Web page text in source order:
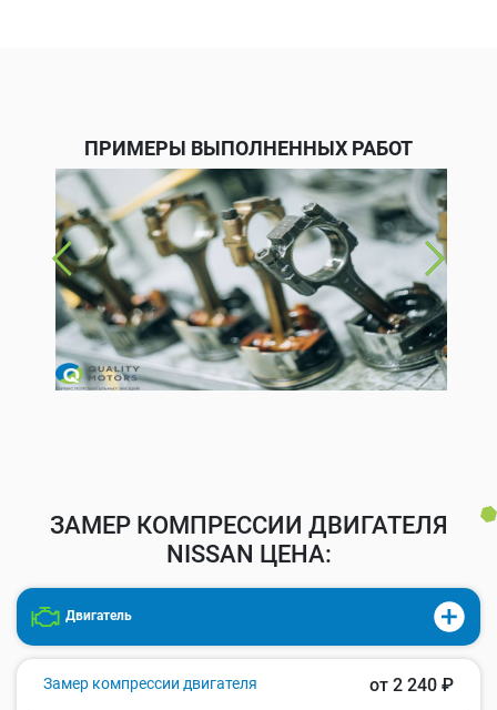
ПРИМЕРЫ ВЫПОЛНЕННЫХ РАБОТ
ЗАМЕР КОМПРЕССИИ ДВИГАТЕЛЯ
NISSAN ЦЕНА:
Двигатель
Замер компрессии двигателя от 2 240 ₽